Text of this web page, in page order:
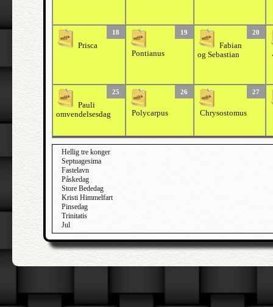
18
Prisca
19
Pontianus
20
Fabian
og Sebastian
25
Pauli
omvendelsesdag
26
Polycarpus
27
Chrysostomus
Hellig tre konger
Septuagesima
Fastelavn
Påskedag
Store Bededag
Kristi Himmelfart
Pinsedag
Trinitatis
Jul